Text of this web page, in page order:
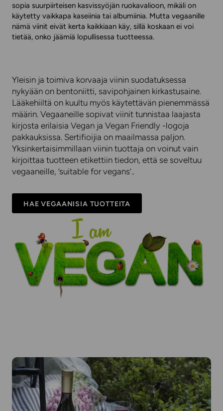
sopia suurpiirteisen kasvissyöjän ruokavalioon, mikäli on
käytetty vaikkapa kaseiinia tai albumiinia. Mutta vegaanille
nämä viinit eivät kerta kaikkiaan käy, sillä koskaan ei voi
tietää, onko jäämiä lopullisessa tuotteessa.
Yleisin ja toimiva korvaaja viinin suodatuksessa
nykyään on bentoniitti, savipohjainen kirkastusaine.
Lääkehiiltä on kuultu myös käytettävän pienemmässä
määrin. Vegaaneille sopivat viinit tunnistaa laajasta
kirjosta erilaisia Vegan ja Vegan Friendly -logoja
pakkauksissa. Sertifioijia on maailmassa paljon.
Yksinkertaisimmillaan viinin tuottaja on voinut vain
kirjoittaa tuotteen etikettiin tiedon, että se soveltuu
vegaaneille, ’suitable for vegans’..
HAE VEGAANISIA TUOTTEITA